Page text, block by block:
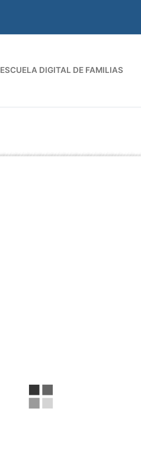
ESCUELA DIGITAL DE FAMILIAS